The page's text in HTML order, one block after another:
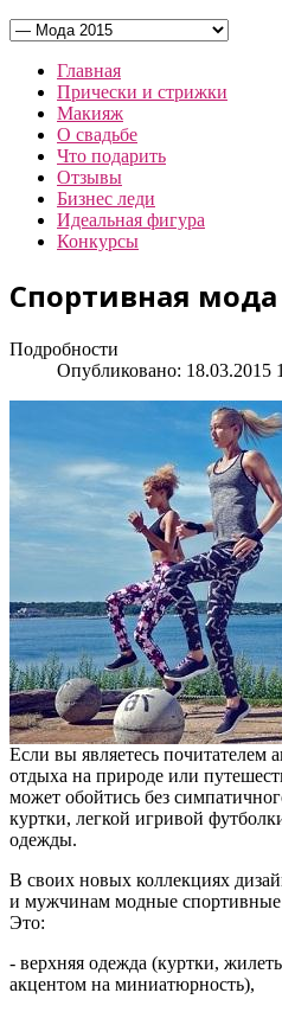
Главная
Прически и стрижки
Макияж
О свадьбе
Что подарить
Отзывы
Бизнес леди
Идеальная фигура
Конкурсы
Спортивная мода
Подробности
Опубликовано: 18.03.2015
Если вы являетесь почитателем
отдыха на природе или
может обойтись без
куртки, легкой игривой
одежды.
В своих новых коллекциях
и мужчинам модные
Это:
- верхняя одежда (куртки,
акцентом на миниатюрность),